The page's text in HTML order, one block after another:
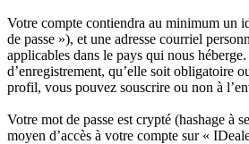
Votre compte contiendra au minimum un
de passe »), et une adresse courriel
applicables dans le pays qui nous
d’enregistrement, qu’elle soit obligatoire
profil, vous pouvez souscrire ou non à
Votre mot de passe est crypté (hashage à
moyen d’accès à votre compte sur «